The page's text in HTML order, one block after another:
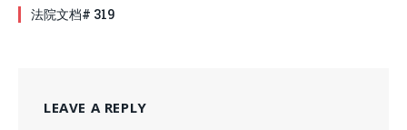
法院文档# 319
LEAVE A REPLY